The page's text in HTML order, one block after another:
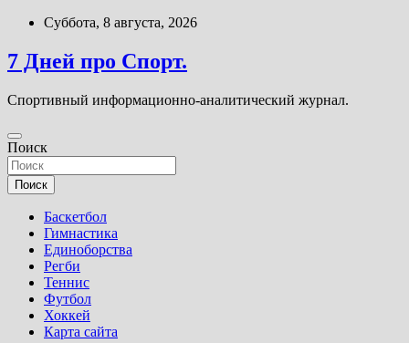
Перейти
содержимому
Суббота, 8 августа, 2026
7 Дней про Спорт.
Спортивный информационно-аналитический журнал.
Поиск
Поиск
Баскетбол
Гимнастика
Единоборства
Регби
Теннис
Футбол
Хоккей
Карта сайта